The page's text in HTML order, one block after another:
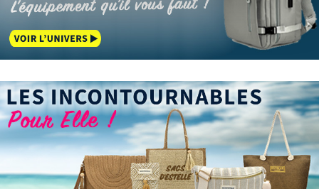
personnelles et définir vos préférences, reportez-vous à
lasection « Détails »
. Vous pouvez modifier ou retirer
votre consentement à tout moment à partir de la
déclaration sur les cookies.
Les cookies nous permettent de personnaliser le contenu
et les annonces, d'offrir des fonctionnalités relatives aux
médias sociaux et d'analyser notre trafic. Nous
partageons également des informations sur l'utilisation de
notre site avec nos partenaires de médias sociaux, de
publicité et d'analyse, qui peuvent combiner celles-ci